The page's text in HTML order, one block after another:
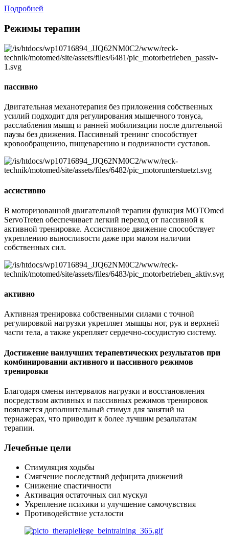
Подробней
Режимы терапии
пассивно
Двигательная механотерапия без приложения собственных
усилий подходит для регулирования мышечного тонуса,
расслабления мышц и ранней мобилизации после длительной
паузы без движения. Пассивный тренинг способствует
кровообращению, пищеварению и подвижности суставов.
ассистивно
В моторизованной двигательной терапии функция MOTOmed
ServoTreten обеспечивает легкий переход от пассивной к
активной тренировке. Ассистивное движение способствует
укреплению выносливости даже при малом наличии
собственных сил.
активно
Активная тренировка собственными силами с точной
регулировкой нагрузки укрепляет мышцы ног, рук и верхней
части тела, а также укрепляет сердечно-сосудистую систему.
Достижение наилучших терапевтических результатов при
комбинировании активного и пассивного режимов
тренировки
Благодаря смены интервалов нагрузки и восстановления
посредством активных и пассивных режимов тренировок
появляется дополнительный стимул для занятий на
тернажерах, что приводит к более лучшим резальтатам
терапии.
Лечебные цели
Стимуляция ходьбы
Смягчение последствий дефицита движений
Снижение спастичности
Активация остаточных сил мускул
Укрепление психики и улучшение самочувствия
Противодействие усталости